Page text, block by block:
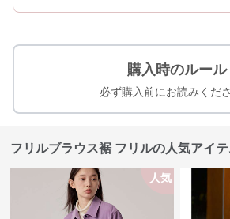
購入時のルール
必ず購入前にお読みくださ
フリルブラウス裾 フリルの人気アイテ
人気